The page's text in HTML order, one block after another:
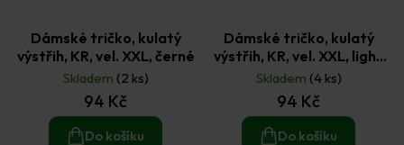
Dámské tričko, kulatý
výstřih, KR, vel. XXL, černé
Skladem (2 ks)
94 Kč
Do košíku
Dámské tričko, kulatý
výstřih, KR, vel. XXL, light
melange
Skladem (4 ks)
94 Kč
Do košíku